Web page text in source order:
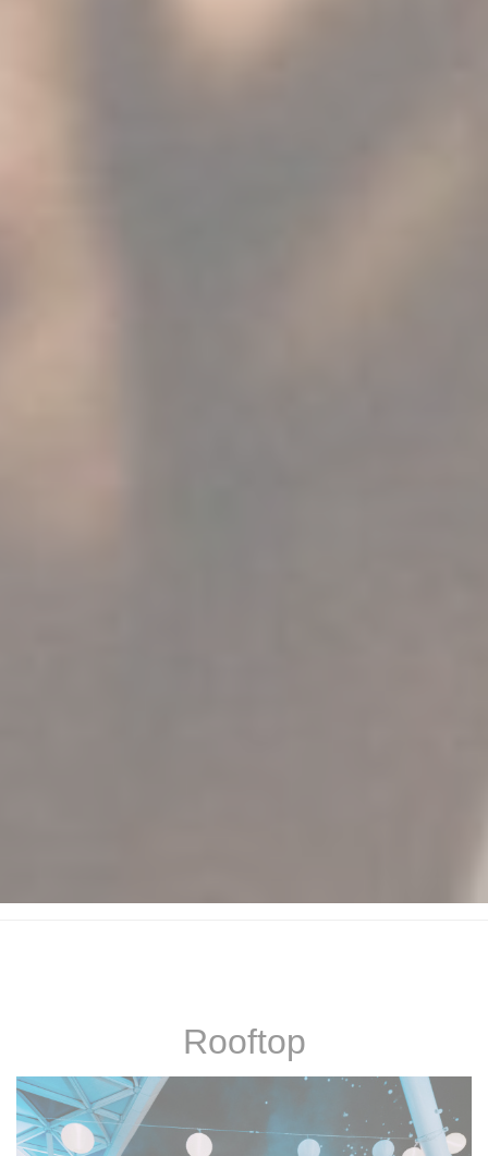
Rooftop